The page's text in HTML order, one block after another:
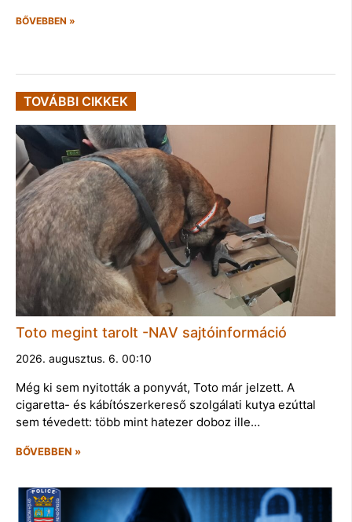
BŐVEBBEN »
TOVÁBBI CIKKEK
Toto megint tarolt -NAV sajtóinformáció
2026. augusztus. 6. 00:10
Még ki sem nyitották a ponyvát, Toto már jelzett. A
cigaretta- és kábítószerkereső szolgálati kutya ezúttal
sem tévedett: több mint hatezer doboz ille…
BŐVEBBEN »